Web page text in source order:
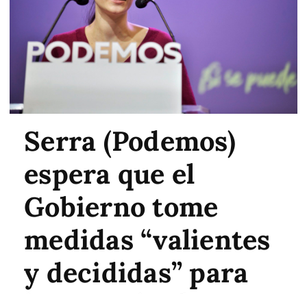
Serra (Podemos)
espera que el
Gobierno tome
medidas “valientes
y decididas” para